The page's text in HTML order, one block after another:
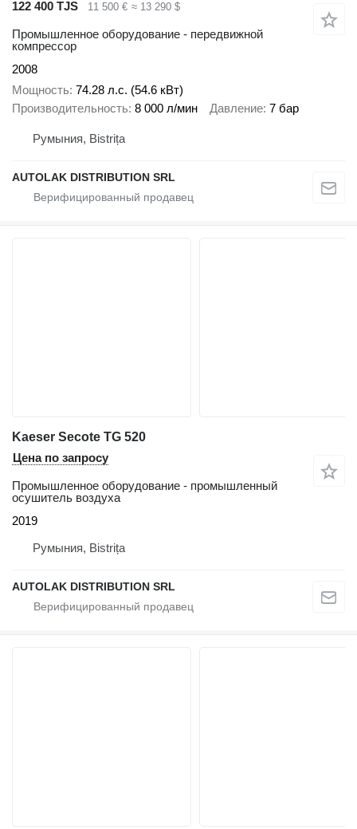
122 400 TJS 11 500 € ≈ 13 290 $
Промышленное оборудование - передвижной
компрессор
2008
Мощность 74.28 л.с. (54.6 кВт)
Производительность 8 000 л/мин Давление 7 бар
Румыния, Bistrița
AUTOLAK DISTRIBUTION SRL
Kaeser Secote TG 520
Цена по запросу
Промышленное оборудование - промышленный
осушитель воздуха
2019
Румыния, Bistrița
AUTOLAK DISTRIBUTION SRL